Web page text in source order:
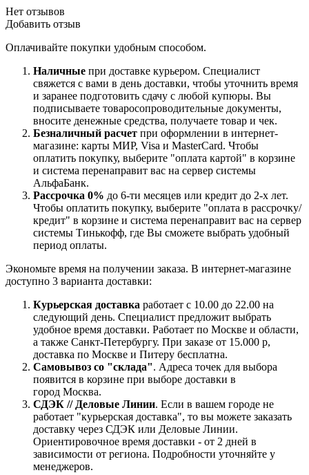
Нет отзывов
Добавить отзыв
Оплачивайте покупки удобным способом.
Наличные при доставке курьером. Специалист
свяжется с вами в день доставки, чтобы уточнить время
и заранее подготовить сдачу с любой купюры. Вы
подписываете товаросопроводительные документы,
вносите денежные средства, получаете товар и чек.
Безналичный расчет при оформлении в интернет-
магазине: карты МИР, Visa и MasterCard. Чтобы
оплатить покупку, выберите "оплата картой" в корзине
и система перенаправит вас на сервер системы
АльфаБанк.
Рассрочка 0% до 6-ти месяцев или кредит до 2-х лет.
Чтобы оплатить покупку, выберите "оплата в рассрочку/
кредит" в корзине и система перенаправит вас на сервер
системы Тинькофф, где Вы сможете выбрать удобный
период оплаты.
Экономьте время на получении заказа. В интернет-магазине
доступно 3 варианта доставки:
Курьерская доставка работает с 10.00 до 22.00 на
следующий день. Специалист предложит выбрать
удобное время доставки. Работает по Москве и области,
а также Санкт-Петербургу. При заказе от 15.000 р,
доставка по Москве и Питеру бесплатна.
Самовывоз со "склада". Адреса точек для выбора
появится в корзине при выборе доставки в
город Москва.
СДЭК // Деловые Линии. Если в вашем городе не
работает "курьерская доставка", то вы можете заказать
доставку через СДЭК или Деловые Линии.
Ориентировочное время доставки - от 2 дней в
зависимости от региона. Подробности уточняйте у
менеджеров.